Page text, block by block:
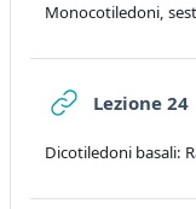
Monocotiledoni,
Lezione 24
Dicotiledoni basali: